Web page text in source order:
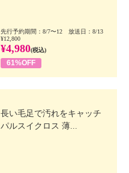
先行予約期間：8/7〜12 放送日：8/13
¥12,800
¥4,980(税込)
61%OFF
長い毛足で汚れをキャッチ
パルスイクロス 薄...